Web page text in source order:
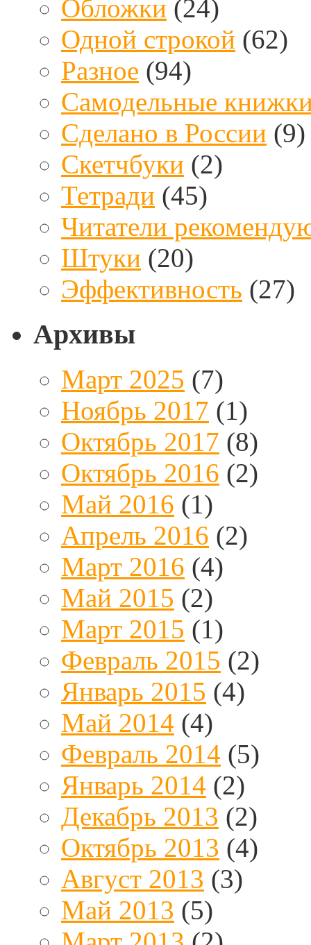
Обложки (24)
Одной строкой (62)
Разное (94)
Самодельные
Сделано в России (9)
Скетчбуки (2)
Тетради (45)
Читатели
Штуки (20)
Эффективность (27)
Архивы
Март 2025 (7)
Ноябрь 2017 (1)
Октябрь 2017 (8)
Октябрь 2016 (2)
Май 2016 (1)
Апрель 2016 (2)
Март 2016 (4)
Май 2015 (2)
Март 2015 (1)
Февраль 2015 (2)
Январь 2015 (4)
Май 2014 (4)
Февраль 2014 (5)
Январь 2014 (2)
Декабрь 2013 (2)
Октябрь 2013 (4)
Август 2013 (3)
Май 2013 (5)